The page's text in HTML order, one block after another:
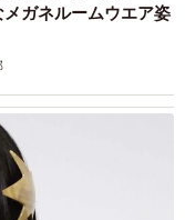
ガネルームウエア姿